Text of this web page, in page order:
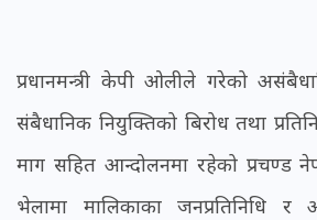
प्रधानमन्त्री केपी ओलीले गरेको
संबैधानिक नियुक्तिको बिरोध तथा
माग सहित आन्दोलनमा रहेको प्रचण्ड
भेलामा मालिकाका जनप्रतिनिधि र